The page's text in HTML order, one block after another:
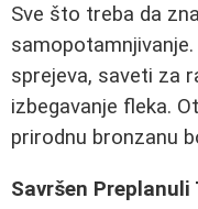
Sve što treba da
sprejeva, saveti za
izbegavanje fleka.
prirodnu bronzanu
Savršen